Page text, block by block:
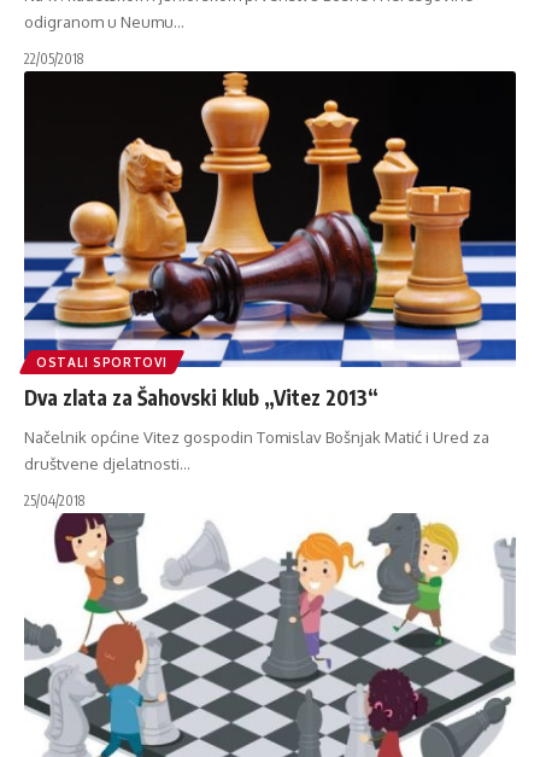
odigranom u Neumu…
22/05/2018
OSTALI SPORTOVI
Dva zlata za Šahovski klub „Vitez 2013“
Načelnik općine Vitez gospodin Tomislav Bošnjak Matić i Ured za
društvene djelatnosti…
25/04/2018